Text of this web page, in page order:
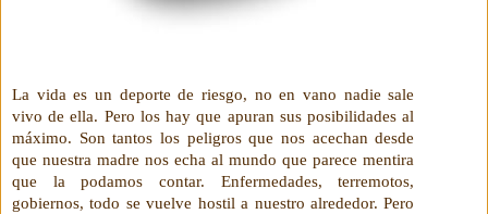
La vida es un deporte de riesgo, no en vano nadie sale
vivo de ella. Pero los hay que apuran sus posibilidades al
máximo. Son tantos los peligros que nos acechan desde
que nuestra madre nos echa al mundo que parece mentira
que la podamos contar. Enfermedades, terremotos,
gobiernos, todo se vuelve hostil a nuestro alrededor. Pero